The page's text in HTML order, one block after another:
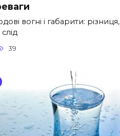
вогні і габарити: різниця,
39